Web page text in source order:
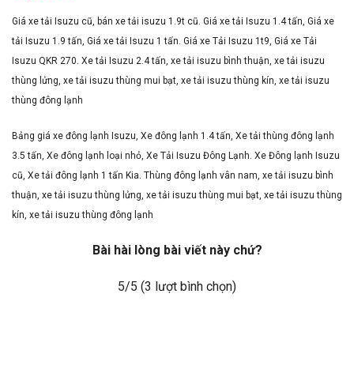
Giá xe tải Isuzu cũ, bán xe tải isuzu 1.9t cũ. Giá xe tải Isuzu 1.4 tấn, Giá xe
tải Isuzu 1.9 tấn, Giá xe tải Isuzu 1 tấn. Giá xe Tải Isuzu 1t9, Giá xe Tải
Isuzu QKR 270. Xe tải Isuzu 2.4 tấn, xe tải isuzu bình thuận, xe tải isuzu
thùng lửng, xe tải isuzu thùng mui bạt, xe tải isuzu thùng kín, xe tải isuzu
thùng đông lạnh
Bảng giá xe đông lạnh Isuzu, Xe đông lạnh 1.4 tấn, Xe tải thùng đông lạnh
3.5 tấn, Xe đông lạnh loại nhỏ, Xe Tải Isuzu Đông Lạnh. Xe Đông lạnh Isuzu
cũ, Xe tải đông lạnh 1 tấn Kia. Thùng đông lạnh vân nam, xe tải isuzu bình
thuận, xe tải isuzu thùng lửng, xe tải isuzu thùng mui bạt, xe tải isuzu thùng
kín, xe tải isuzu thùng đông lạnh
Bài hài lòng bài viết này chứ?
5/5 (3 lượt bình chọn)